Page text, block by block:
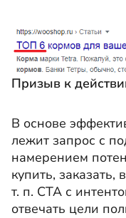
Призыв к
В основе
лежит запрос с
намерением
купить, заказать,
т. п. СТА с
отвечать цели